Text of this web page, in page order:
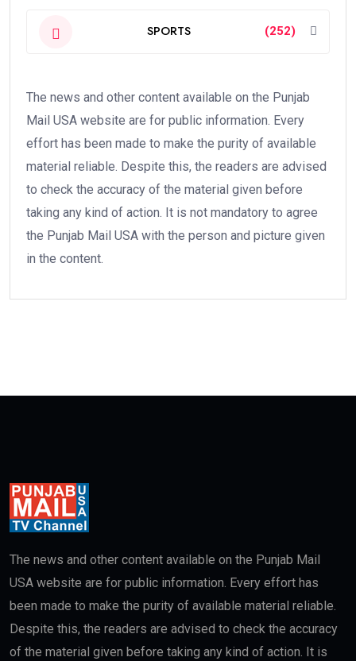
SPORTS (252)
The news and other content available on the Punjab
Mail USA website are for public information. Every
effort has been made to make the purity of available
material reliable. Despite this, the readers are advised
to check the accuracy of the material given before
taking any kind of action. It is not mandatory to agree
the Punjab Mail USA with the person and picture given
in the content.
The news and other content available on the Punjab Mail
USA website are for public information. Every effort has
been made to make the purity of available material reliable.
Despite this, the readers are advised to check the accuracy
of the material given before taking any kind of action. It is